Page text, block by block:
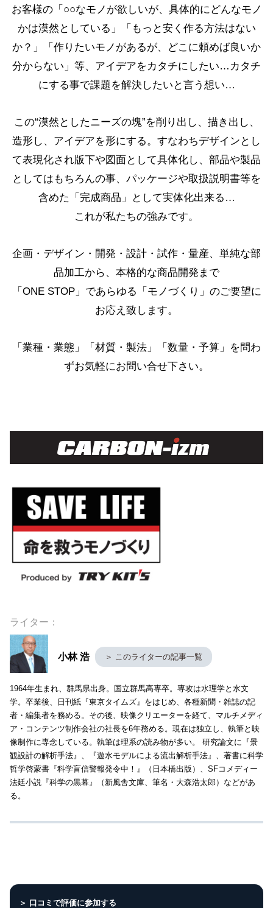
お客様の「○○なモノが欲しいが、具体的にどんなモノ
かは漠然としている」「もっと安く作る方法はない
か？」「作りたいモノがあるが、どこに頼めば良いか
分からない」等、アイデアをカタチにしたい…カタチ
にする事で課題を解決したいと言う想い…
この“漠然としたニーズの塊”を削り出し、描き出し、
造形し、アイデアを形にする。すなわちデザインとし
て表現化され版下や図面として具体化し、部品や製品
としてはもちろんの事、パッケージや取扱説明書等を
含めた「完成商品」として実体化出来る…
これが私たちの強みです。
企画・デザイン・開発・設計・試作・量産、単純な部
品加工から、本格的な商品開発まで
「ONE STOP」であらゆる「モノづくり」のご要望に
お応え致します。
「業種・業態」「材質・製法」「数量・予算」を問わ
ずお気軽にお問い合せ下さい。
ライター：
小林 浩 ＞ このライターの記事一覧
1964年生まれ、群馬県出身。国立群馬高専卒。専攻は水理学と水文
学。卒業後、日刊紙『東京タイムズ』をはじめ、各種新聞・雑誌の記
者・編集者を務める。その後、映像クリエーターを経て、マルチメディ
ア・コンテンツ制作会社の社長を6年務める。現在は独立し、執筆と映
像制作に専念している。執筆は理系の読み物が多い。 研究論文に『景
観設計の解析手法』、『遊水モデルによる流出解析手法』、著書に科学
哲学啓蒙書『科学盲信警報発令中！』（日本橋出版）、SFコメディー
法廷小説『科学の黒幕』（新風舎文庫、筆名・大森浩太郎）などがあ
る。
＞ 口コミで評価に参加する